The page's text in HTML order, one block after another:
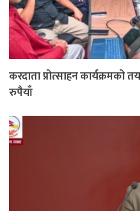
करदाता प्रोत्साहन कार्यक्रमको
रुपैयाँ